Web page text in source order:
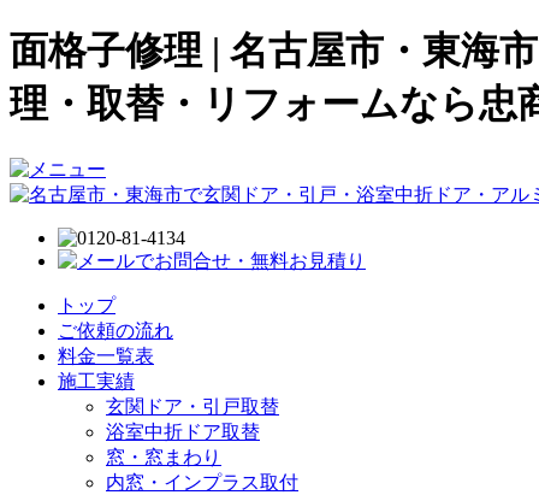
面格子修理 | 名古屋市・東海
理・取替・リフォームなら忠
トップ
ご依頼の流れ
料金一覧表
施工実績
玄関ドア・引戸取替
浴室中折ドア取替
窓・窓まわり
内窓・インプラス取付